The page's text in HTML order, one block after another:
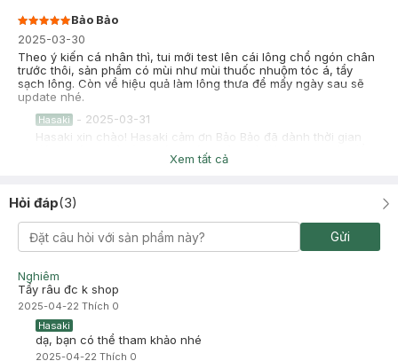
Bảo Bảo
2025-03-30
Theo ý kiến cá nhân thì, tui mới test lên cái lông chổ ngón chân
trước thôi, sản phẩm có mùi như mùi thuốc nhuộm tóc á, tẩy
sạch lông. Còn về hiệu quả làm lông thưa để mấy ngày sau sẽ
update nhé.
Hasaki - 2025-03-31
Hasaki xin chào! Hasaki cảm ơn Bảo Bảo đã dành thời gian
đánh giá. Sự hài lòng của khách hàng là động lực to lớn để
Hasaki ngày càng phát triển hơn nữa về chất lượng dịch vụ.
Trần Vi
2025-03-11
Mình đã dùng 1 thời gian và có cảm nhận thế này.
Có chút không hài lòng ạ.
Sau khi tẩy xong thì cũng khá ok, nhưng ko giống như sp qcao
mà lông mọc đều hơn và vẫn dày dặn hơn trước nữa ạ.
Nói trước là mình dùng gần hết tuýp r mới dám nhận xét và chỉ
nói trải nhiệm cá nhân của mình thôi.
Mọi người coa thể đọc tham khảo nhé.
Xem tất cả
Hỏi đáp(3)
Gửi
Nghiêm
Tẩy râu đc k shop
2025-04-22 Thích 0
Hasaki
dạ, bạn có thể tham khảo nhé
2025-04-22 Thích 0